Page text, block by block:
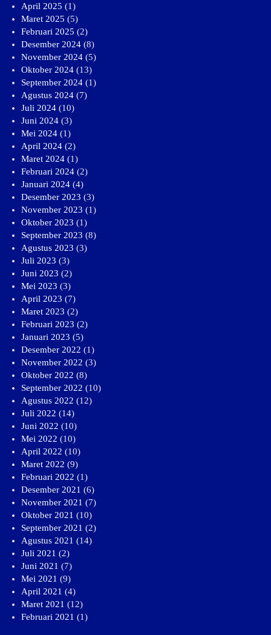
April 2025 (1)
Maret 2025 (5)
Februari 2025 (2)
Desember 2024 (8)
November 2024 (5)
Oktober 2024 (13)
September 2024 (1)
Agustus 2024 (7)
Juli 2024 (10)
Juni 2024 (3)
Mei 2024 (1)
April 2024 (2)
Maret 2024 (1)
Februari 2024 (2)
Januari 2024 (4)
Desember 2023 (3)
November 2023 (1)
Oktober 2023 (1)
September 2023 (8)
Agustus 2023 (3)
Juli 2023 (3)
Juni 2023 (2)
Mei 2023 (3)
April 2023 (7)
Maret 2023 (2)
Februari 2023 (2)
Januari 2023 (5)
Desember 2022 (1)
November 2022 (3)
Oktober 2022 (8)
September 2022 (10)
Agustus 2022 (12)
Juli 2022 (14)
Juni 2022 (10)
Mei 2022 (10)
April 2022 (10)
Maret 2022 (9)
Februari 2022 (1)
Desember 2021 (6)
November 2021 (7)
Oktober 2021 (10)
September 2021 (2)
Agustus 2021 (14)
Juli 2021 (2)
Juni 2021 (7)
Mei 2021 (9)
April 2021 (4)
Maret 2021 (12)
Februari 2021 (1)